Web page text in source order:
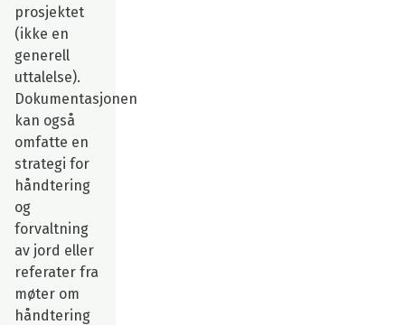
prosjektet
(ikke en
generell
uttalelse).
Dokumentasjonen
kan også
omfatte en
strategi for
håndtering
og
forvaltning
av jord eller
referater fra
møter om
håndtering